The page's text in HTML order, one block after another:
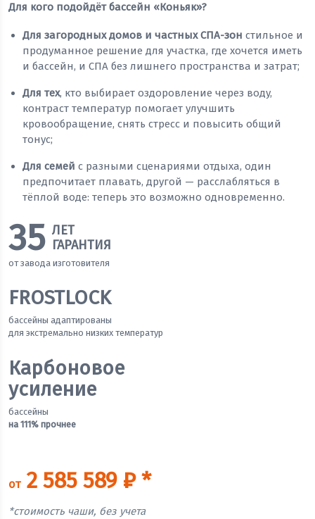
Для кого подойдёт бассейн «Коньяк»?
Для загородных домов и частных СПА-зон стильное и
продуманное решение для участка, где хочется иметь
и бассейн, и СПА без лишнего пространства и затрат;
Для тех, кто выбирает оздоровление через воду,
контраст температур помогает улучшить
кровообращение, снять стресс и повысить общий
тонус;
Для семей с разными сценариями отдыха, один
предпочитает плавать, другой — расслабляться в
тёплой воде: теперь это возможно одновременно.
35 ЛЕТ
ГАРАНТИЯ
от завода изготовителя
FROSTLOCK
бассейны адаптированы
для экстремально низких температур
Карбоновое
усиление
бассейны
на 111% прочнее
от2 585 589 ₽ *
*стоимость чаши, без учета